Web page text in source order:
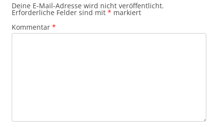
Deine E-Mail-Adresse wird nicht veröffentlicht.
Erforderliche Felder sind mit * markiert
Kommentar *